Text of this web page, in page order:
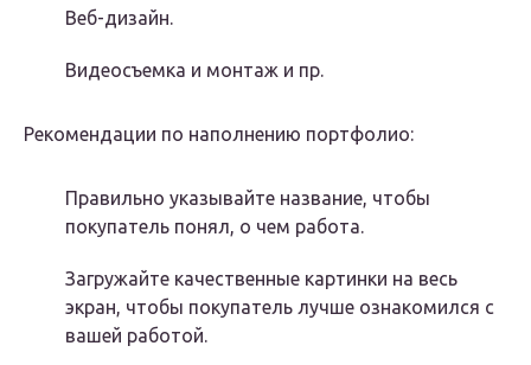
Веб-дизайн.
Видеосъемка и монтаж и пр.
Рекомендации по наполнению портфолио:
Правильно указывайте название, чтобы
покупатель понял, о чем работа.
Загружайте качественные картинки на весь
экран, чтобы покупатель лучше ознакомился с
вашей работой.